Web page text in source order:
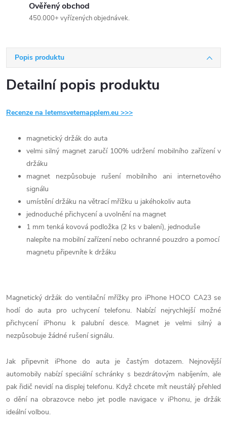
Ověřený obchod
450.000+ vyřízených objednávek.
Popis produktu
Detailní popis produktu
Recenze na letemsvetemapplem.eu >>>
magnetický držák do auta
velmi silný magnet zaručí 100% udržení mobilního zařízení v
držáku
magnet nezpůsobuje rušení mobilního ani internetového
signálu
umístění držáku na větrací mřížku u jakéhokoliv auta
jednoduché přichycení a uvolnění na magnet
1 mm tenká kovová podložka (2 ks v balení), jednoduše
nalepíte na mobilní zařízení nebo ochranné pouzdro a pomocí
magnetu připevníte k držáku
Magnetický držák do ventilační mřížky pro iPhone HOCO CA23 se
hodí do auta pro uchycení telefonu. Nabízí nejrychlejší možné
přichycení iPhonu k palubní desce. Magnet je velmi silný a
nezpůsobuje žádné rušení signálu.
Jak připevnit iPhone do auta je častým dotazem. Nejnovější
automobily nabízí speciální schránky s bezdrátovým nabíjením, ale
pak řidič nevidí na displej telefonu. Když chcete mít neustálý přehled
o dění na obrazovce nebo jet podle navigace v iPhonu, je držák
ideální volbou.